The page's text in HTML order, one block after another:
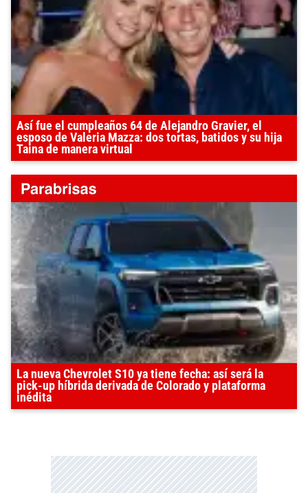
Así fue el cumpleaños 64 de Alejandro Gravier, el
esposo de Valeria Mazza: dos tortas, batidos y su hija
Taina de manera virtual
La nueva Chevrolet S10 ya tiene fecha: así será la
pick-up híbrida derivada de Colorado y plataforma
inédita